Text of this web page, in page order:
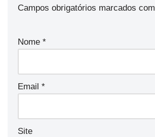
Campos obrigatórios marcados com
Nome *
Email *
Site